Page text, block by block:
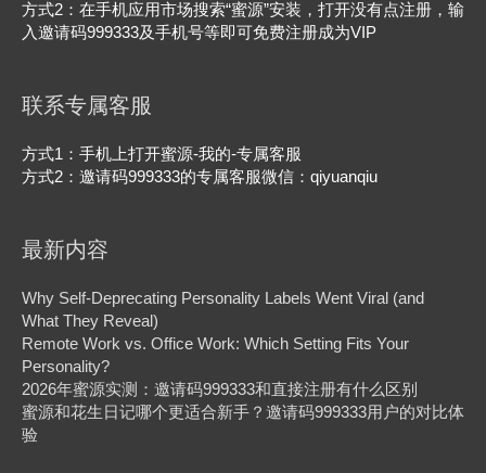
方式2：在手机应用市场搜索“蜜源”安装，打开没有点注册，输
入邀请码999333及手机号等即可免费注册成为VIP
联系专属客服
方式1：手机上打开蜜源-我的-专属客服
方式2：邀请码999333的专属客服微信：qiyuanqiu
最新内容
Why Self-Deprecating Personality Labels Went Viral (and
What They Reveal)
Remote Work vs. Office Work: Which Setting Fits Your
Personality?
2026年蜜源实测：邀请码999333和直接注册有什么区别
蜜源和花生日记哪个更适合新手？邀请码999333用户的对比体
验